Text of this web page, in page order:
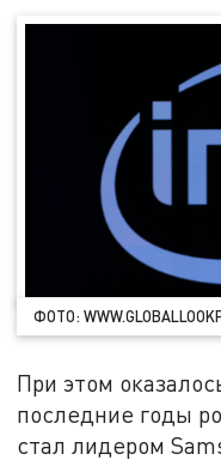
ФОТО:
При этом
последние годы
стал лидером